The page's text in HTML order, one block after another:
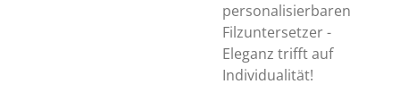
personalisierbaren
Filzuntersetzer -
Eleganz trifft auf
Individualität!